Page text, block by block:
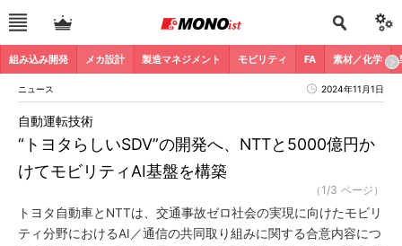
組み込み開発 メカ設計 製造マネジメント モビリティ FA 素材／化学
ニュース 2024年11月1日
“トヨタらしいSDV”の開発へ、NTTと5000億円か
けてモビリティAI基盤を構築
自動運転技術
（1/3 ページ）
トヨタ自動車とNTTは、交通事故ゼロ社会の実現に向けたモビリ
ティ分野におけるAI／通信の共同取り組みに関する合意内容につ